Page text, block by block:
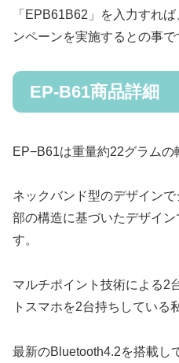
「EPB61B62」を入力すれ
ンペーンを実施するとの事で
EP-B61商品詳細
EP−B61は重量約22グラムの
ネックバンド型のデザイン
部の構造に基づいたデザイ
す。
マルチポイント技術による2
トスマホを2台持ちしている
最新のBluetooth4.2を搭載し